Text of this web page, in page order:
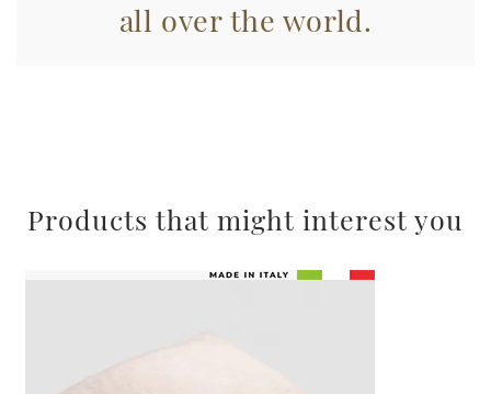
all over the world.
Products that might interest you